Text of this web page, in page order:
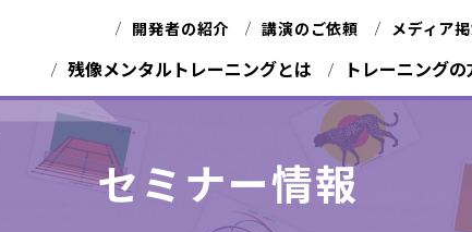
開発者の紹介 講演のご依頼 メディア
残像メンタルトレーニングとは トレーニング
セミナー情報